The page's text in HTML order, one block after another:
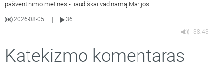
pašventinimo metines - liaudiškai vadinamą Marijos
2026-08-05
36
38:43
Katekizmo komentaras